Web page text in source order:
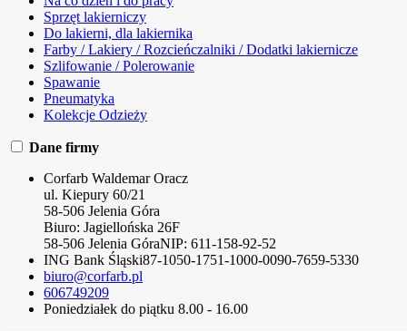
Sprzęt lakierniczy
Do lakierni, dla lakiernika
Farby / Lakiery / Rozcieńczalniki / Dodatki lakiernicze
Szlifowanie / Polerowanie
Spawanie
Pneumatyka
Kolekcje Odzieży
Dane firmy
Corfarb Waldemar Oracz
ul. Kiepury 60/21
58-506 Jelenia Góra
Biuro: Jagiellońska 26F
58-506 Jelenia GóraNIP: 611-158-92-52
ING Bank Śląski87-1050-1751-1000-0090-7659-5330
biuro@corfarb.pl
606749209
Poniedziałek do piątku 8.00 - 16.00